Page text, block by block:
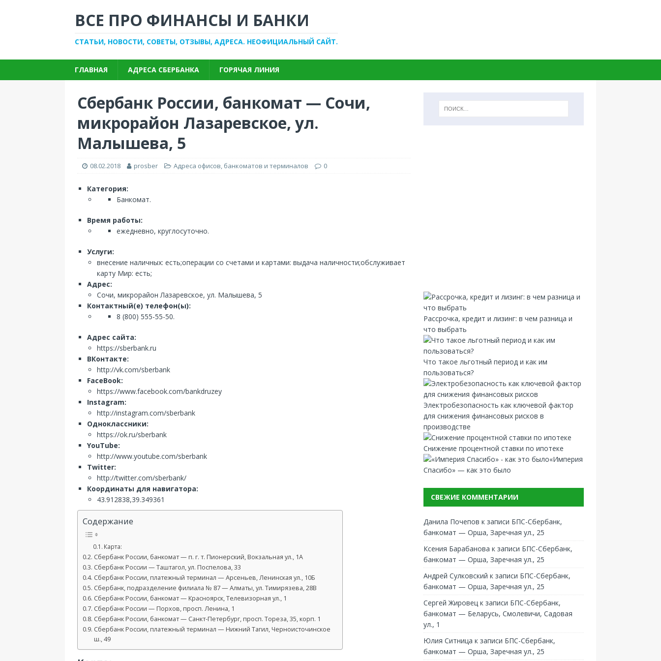
ВСЕ ПРО ФИНАНСЫ И БАНКИ
СТАТЬИ, НОВОСТИ, СОВЕТЫ, ОТЗЫВЫ, АДРЕСА. НЕОФИЦИАЛЬНЫЙ САЙТ.
ГЛАВНАЯ АДРЕСА СБЕРБАНКА ГОРЯЧАЯ ЛИНИЯ
Сбербанк России, банкомат — Сочи,
микрорайон Лазаревское, ул.
Малышева, 5
08.02.2018 prosber Адреса офисов, банкоматов и терминалов 0
Категория:
Банкомат.
Время работы:
ежедневно, круглосуточно.
Услуги:
внесение наличных: есть;операции со счетами и картами: выдача наличности;обслуживает
карту Мир: есть;
Адрес:
Сочи, микрорайон Лазаревское, ул. Малышева, 5
Контактный(е) телефон(ы):
8 (800) 555-55-50.
Адрес сайта:
https://sberbank.ru
ВКонтакте:
http://vk.com/sberbank
FaceBook:
https://www.facebook.com/bankdruzey
Instagram:
http://instagram.com/sberbank
Одноклассники:
https://ok.ru/sberbank
YouTube:
http://www.youtube.com/sberbank
Twitter:
http://twitter.com/sberbank/
Координаты для навигатора:
43.912838,39.349361
Содержание
Карта:
Сбербанк России, банкомат — п. г. т. Пионерский, Вокзальная ул., 1А
Сбербанк России — Таштагол, ул. Поспелова, 33
Сбербанк России, платежный терминал — Арсеньев, Ленинская ул., 10Б
Сбербанк, подразделение филиала № 87 — Алматы, ул. Тимирязева, 28В
Сбербанк России, банкомат — Красноярск, Телевизорная ул., 1
Сбербанк России — Порхов, просп. Ленина, 1
Сбербанк России, банкомат — Санкт-Петербург, просп. Тореза, 35, корп. 1
Сбербанк России, платежный терминал — Нижний Тагил, Черноисточинское
ш., 49
Рассрочка, кредит и лизинг: в чем разница и
что выбрать
Что такое льготный период и как им
пользоваться?
Электробезопасность как ключевой фактор
для снижения финансовых рисков в
производстве
Снижение процентной ставки по ипотеке
«Империя
Спасибо» — как это было
СВЕЖИЕ КОММЕНТАРИИ
Данила Почепов к записи БПС-Сбербанк,
банкомат — Орша, Заречная ул., 25
Ксения Барабанова к записи БПС-Сбербанк,
банкомат — Орша, Заречная ул., 25
Андрей Сулковский к записи БПС-Сбербанк,
банкомат — Орша, Заречная ул., 25
Сергей Жировец к записи БПС-Сбербанк,
банкомат — Беларусь, Смолевичи, Садовая
ул., 1
Юлия Ситница к записи БПС-Сбербанк,
банкомат — Орша, Заречная ул., 25